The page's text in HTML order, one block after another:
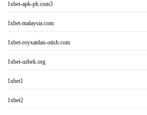
1xbet-apk-ph.com3
1xbet-malaysia.com
1xbet-royxatdan-otish.com
1xbet-uzbek.org
1xbet1
1xbet2